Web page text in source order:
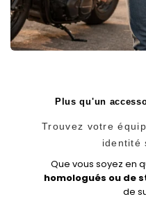
Plus qu'un
Trouvez votre
identité
Que vous soyez en
homologués ou de
de